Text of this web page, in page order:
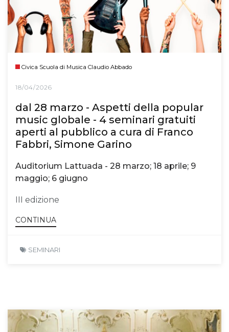
Civica Scuola di Musica Claudio Abbado
18/04/2026
dal 28 marzo - Aspetti della popular
music globale - 4 seminari gratuiti
aperti al pubblico a cura di Franco
Fabbri, Simone Garino
Auditorium Lattuada - 28 marzo; 18 aprile; 9
maggio; 6 giugno
III edizione
CONTINUA
SEMINARI